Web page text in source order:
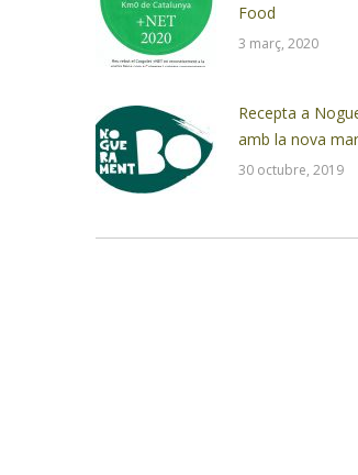
Food
3 març, 2020
Recepta a
amb la nova
30 octubre, 2019